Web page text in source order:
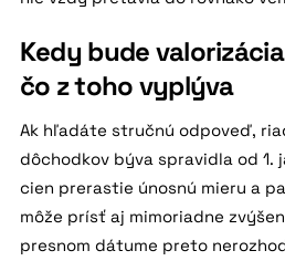
Kedy bude
čo z toho vyplýva
Ak hľadáte stručnú odpoveď,
dôchodkov býva spravidla od 1.
cien prerastie únosnú mieru a
môže prísť aj mimoriadne
presnom dátume preto